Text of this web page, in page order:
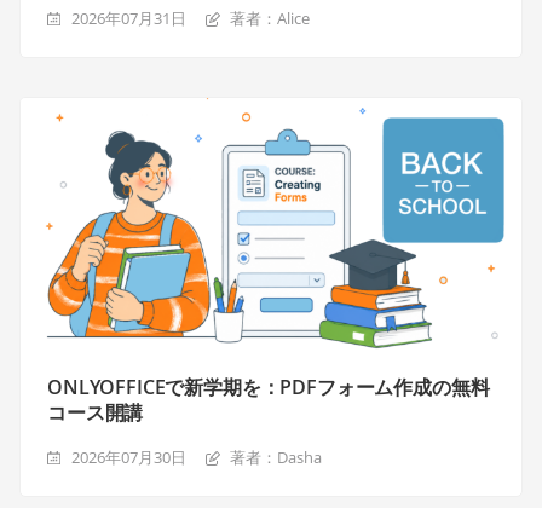
2026年07月31日 著者：Alice
ONLYOFFICEで新学期を：PDFフォーム作成の無料
コース開講
2026年07月30日 著者：Dasha